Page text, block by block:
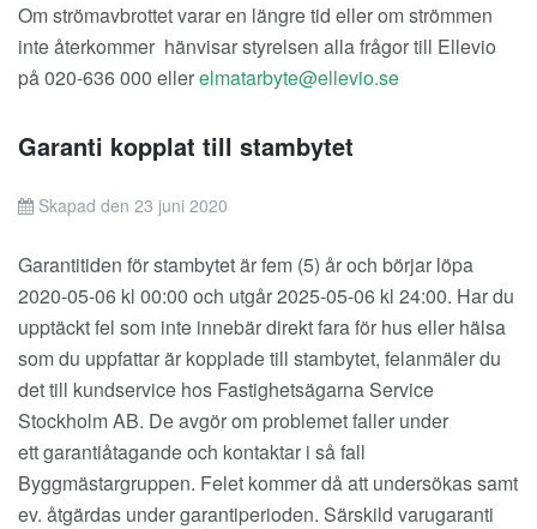
Om strömavbrottet varar en längre tid eller om strömmen
inte återkommer hänvisar styrelsen alla frågor till Ellevio
på 020-636 000 eller
Garanti kopplat till stambytet
Skapad den 23 juni 2020
Garantitiden för stambytet är fem (5) år och börjar löpa
2020-05-06 kl 00:00 och utgår 2025-05-06 kl 24:00. Har du
upptäckt fel som inte innebär direkt fara för hus eller hälsa
som du uppfattar är kopplade till stambytet, felanmäler du
det till kundservice hos Fastighetsägarna Service
Stockholm AB. De avgör om problemet faller under
ett garantiåtagande och kontaktar i så fall
Byggmästargruppen. Felet kommer då att undersökas samt
ev. åtgärdas under garantiperioden. Särskild varugaranti